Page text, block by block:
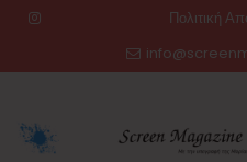
Πολιτική